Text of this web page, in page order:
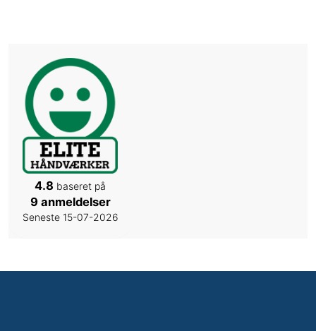
4.8 baseret på
9 anmeldelser
Seneste 15-07-2026